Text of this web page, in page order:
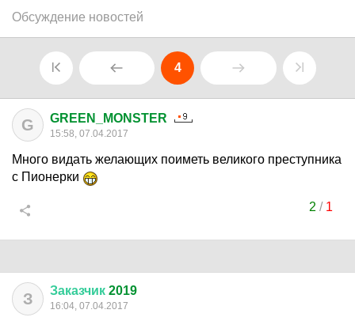
Обсуждение новостей
4
G GREEN_MONSTER
15:58, 07.04.2017
Много видать желающих поиметь великого преступника
с Пионерки
2 / 1
З Заказчик 2019
16:04, 07.04.2017